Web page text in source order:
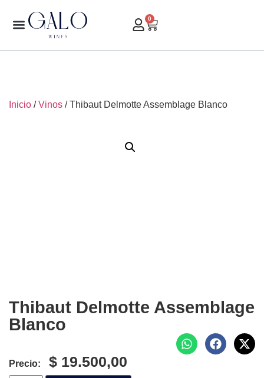
0
Inicio /Vinos / Thibaut Delmotte Assemblage Blanco
Thibaut Delmotte Assemblage
Blanco
Precio: $ 19.500,00